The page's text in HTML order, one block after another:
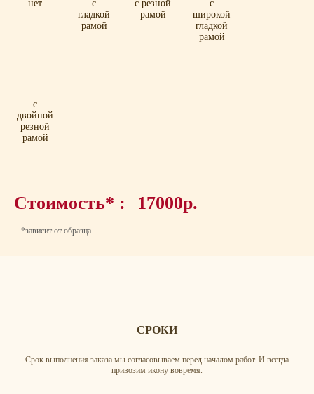
нет
с
гладкой
рамой
с резной
рамой
с
широкой
гладкой
рамой
с
двойной
резной
рамой
Стоимость* : 17000р.
*зависит от образца
СРОКИ
Срок выполнения заказа мы согласовываем перед началом работ. И всегда
привозим икону вовремя.